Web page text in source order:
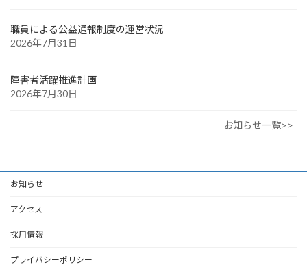
職員による公益通報制度の運営状況
2026年7月31日
障害者活躍推進計画
2026年7月30日
お知らせ一覧>>
お知らせ
アクセス
採用情報
プライバシーポリシー